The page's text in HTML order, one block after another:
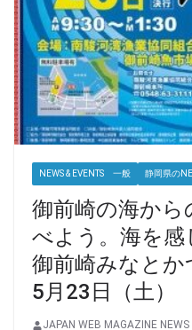
NEWS & EVENTS 一般 静岡県の
御前崎の海から
べよう。海を
御前崎みなと
5月23日（土）
JAPAN WEB MAGAZINE NEWS